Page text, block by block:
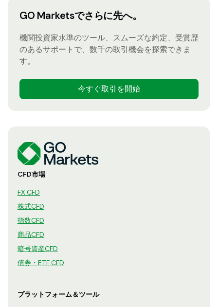
GO Marketsでさらに先へ。
機関投資家水準のツール、スムーズな約定、受賞歴
のあるサポートで、数千の取引機会を探索できま
す。
今すぐ取引を開始
CFD市場
FX CFD
株式CFD
指数CFD
商品CFD
暗号資産CFD
債券・ETF CFD
プラットフォーム＆ツール